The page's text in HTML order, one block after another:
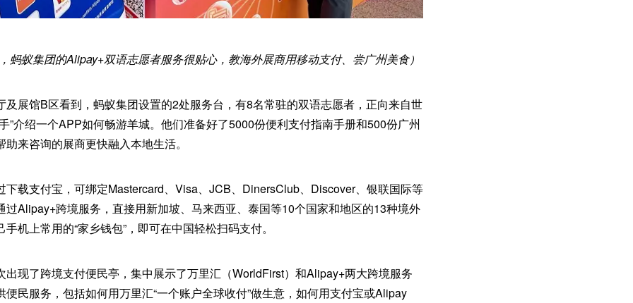
蚂蚁集团的Alipay+双语志愿者服务很贴心，教海外展商用移动支付、尝广州美食）
及展馆B区看到，蚂蚁集团设置的2处服务台，有8名常驻的双语志愿者，正向来自世
”介绍一个APP如何畅游羊城。他们准备好了5000份便利支付指南手册和500份广州
来咨询的展商更快融入本地生活。
下载支付宝，可绑定Mastercard、Visa、JCB、DinersClub、Discover、银联国际等
过Alipay+跨境服务，直接用新加坡、马来西亚、泰国等10个国家和地区的13种境外
机上常用的“家乡钱包”，即可在中国轻松扫码支付。
出现了跨境支付便民亭，集中展示了万里汇（WorldFirst）和Alipay+两大跨境服务
便民服务，包括如何用万里汇“一个账户全球收付”做生意，如何用支付宝或Alipay